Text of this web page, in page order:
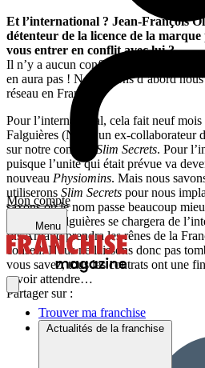
Mon compte
Menu
Trouver ma franchise
Actualités de la franchise
Et l’international ? Jean-François
détenteur de la licence de la
vous entrer en conflit avec lui ?
Il n’y a aucun conflit entre Jean-
en aura pas ! Nous allons d’abord
réseau en France.
Pour l’international, cela fait neuf
Falguières (Ndlr : un ex-collaborateur
sur notre concept Slim Secrets. Pour
puisque l’unité qui était prévue va
nouveau Physiomins. Mais nous
utiliserons Slim Secrets pour nous
saxons où le nom passe beaucoup
Edouard Falguières se chargera de
fils Arnaud prendra les rênes de la
conseil. Nous ne laissons donc pas
vous savez, tous les contrats ont une
savoir attendre…
Partager sur :